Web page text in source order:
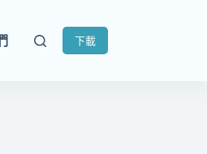
下載